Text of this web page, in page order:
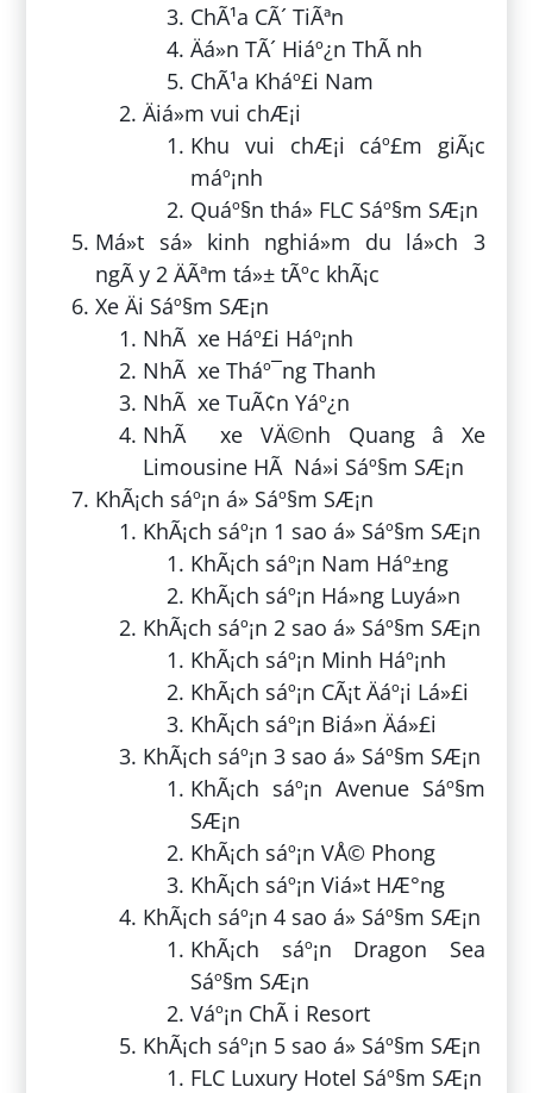
ChÃ¹a CÃ´ TiÃªn
Äá»n TÃ´ Hiáº¿n ThÃ nh
ChÃ¹a Kháº£i Nam
Äiá»m vui chÆ¡i
Khu vui chÆ¡i cáº£m giÃ¡c
máº¡nh
Quáº§n thá» FLC Sáº§m SÆ¡n
Má»t sá» kinh nghiá»m du lá»ch 3
ngÃ y 2 ÄÃªm tá»± tÃºc khÃ¡c
Xe Äi Sáº§m SÆ¡n
NhÃ xe Háº£i Háº¡nh
NhÃ xe Tháº¯ng Thanh
NhÃ xe TuÃ¢n Yáº¿n
NhÃ xe VÄ©nh Quang â Xe
Limousine HÃ Ná»i Sáº§m SÆ¡n
KhÃ¡ch sáº¡n á» Sáº§m SÆ¡n
KhÃ¡ch sáº¡n 1 sao á» Sáº§m SÆ¡n
KhÃ¡ch sáº¡n Nam Háº±ng
KhÃ¡ch sáº¡n Há»ng Luyá»n
KhÃ¡ch sáº¡n 2 sao á» Sáº§m SÆ¡n
KhÃ¡ch sáº¡n Minh Háº¡nh
KhÃ¡ch sáº¡n CÃ¡t Äáº¡i Lá»£i
KhÃ¡ch sáº¡n Biá»n Äá»£i
KhÃ¡ch sáº¡n 3 sao á» Sáº§m SÆ¡n
KhÃ¡ch sáº¡n Avenue Sáº§m
SÆ¡n
KhÃ¡ch sáº¡n VÅ© Phong
KhÃ¡ch sáº¡n Viá»t HÆ°ng
KhÃ¡ch sáº¡n 4 sao á» Sáº§m SÆ¡n
KhÃ¡ch sáº¡n Dragon Sea
Sáº§m SÆ¡n
Váº¡n ChÃ i Resort
KhÃ¡ch sáº¡n 5 sao á» Sáº§m SÆ¡n
FLC Luxury Hotel Sáº§m SÆ¡n